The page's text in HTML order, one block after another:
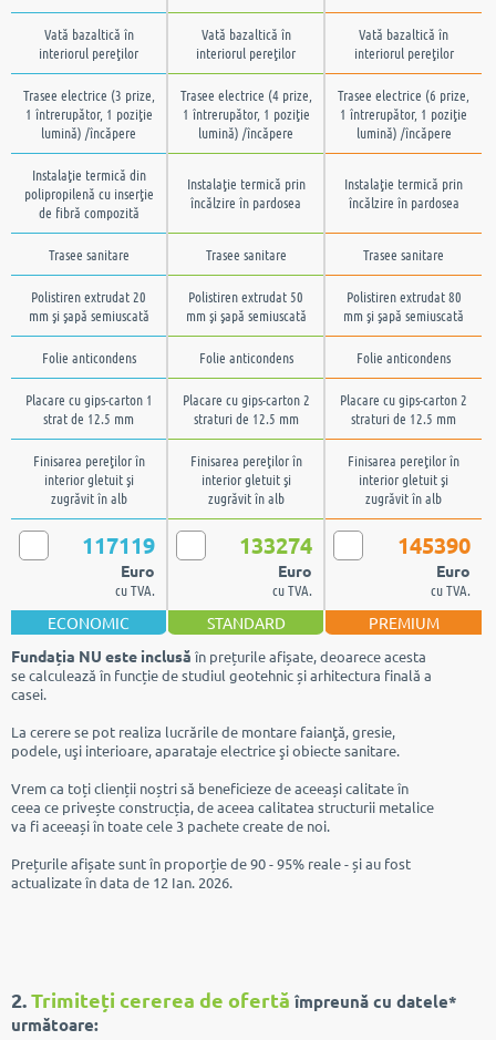
Vată bazaltică în
interiorul pereţilor
Vată bazaltică în
interiorul pereţilor
Vată bazaltică în
interiorul pereţilor
Trasee electrice (3 prize,
1 întrerupător, 1 poziţie
lumină) /încăpere
Trasee electrice (4 prize,
1 întrerupător, 1 poziţie
lumină) /încăpere
Trasee electrice (6 prize,
1 întrerupător, 1 poziţie
lumină) /încăpere
Instalaţie termică din
polipropilenă cu inserţie
de fibră compozită
Instalaţie termică prin
încălzire în pardosea
Instalaţie termică prin
încălzire în pardosea
Trasee sanitare Trasee sanitare Trasee sanitare
Polistiren extrudat 20
mm şi şapă semiuscată
Polistiren extrudat 50
mm şi şapă semiuscată
Polistiren extrudat 80
mm şi şapă semiuscată
Folie anticondens Folie anticondens Folie anticondens
Placare cu gips-carton 1
strat de 12.5 mm
Placare cu gips-carton 2
straturi de 12.5 mm
Placare cu gips-carton 2
straturi de 12.5 mm
Finisarea pereţilor în
interior gletuit şi
zugrăvit în alb
Finisarea pereţilor în
interior gletuit şi
zugrăvit în alb
Finisarea pereţilor în
interior gletuit şi
zugrăvit în alb
117119
Euro
cu TVA.
133274
Euro
cu TVA.
145390
Euro
cu TVA.
ECONOMIC STANDARD
PREMIUM
Fundația NU este inclusă în prețurile afișate, deoarece acesta
se calculează în funcție de studiul geotehnic și arhitectura finală a
casei.
La cerere se pot realiza lucrările de montare faianţă, gresie,
podele, uşi interioare, aparataje electrice şi obiecte sanitare.
Vrem ca toți clienții noștri să beneficieze de aceeași calitate în
ceea ce privește construcția, de aceea calitatea structurii metalice
va fi aceeași în toate cele 3 pachete create de noi.
Prețurile afișate sunt în proporție de 90 - 95% reale - și au fost
actualizate în data de 12 Ian. 2026.
2.Trimiteți cererea de ofertă împreună cu datele*
următoare: